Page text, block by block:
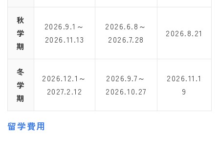
秋
学
期
2026.9.1～
2026.11.13
2026.6.8～
2026.7.28
2026.8.21
冬
学
期
2026.12.1～
2027.2.12
2026.9.7～
2026.10.27
2026.11.1
9
留学費用